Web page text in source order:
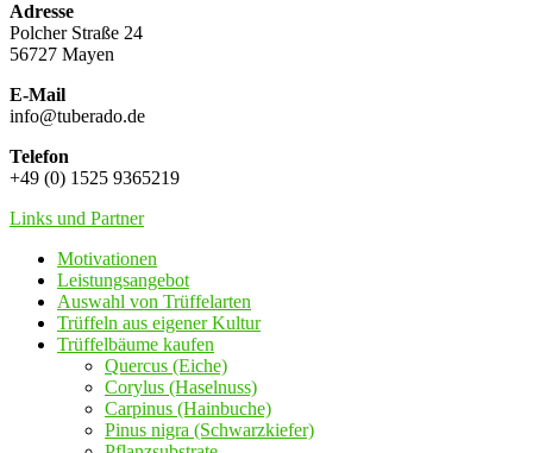
Adresse
Polcher Straße 24
56727 Mayen
E-Mail
info@tuberado.de
Telefon
+49 (0) 1525 9365219
Links und Partner
Motivationen
Leistungsangebot
Auswahl von Trüffelarten
Trüffeln aus eigener Kultur
Trüffelbäume kaufen
Quercus (Eiche)
Corylus (Haselnuss)
Carpinus (Hainbuche)
Pinus nigra (Schwarzkiefer)